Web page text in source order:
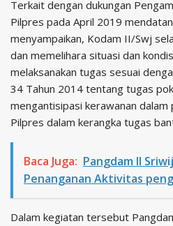
Terkait dengan dukungan
Pilpres pada April 2019
menyampaikan, Kodam II/Swj
dan memelihara situasi dan
melaksanakan tugas sesuai
34 Tahun 2014 tentang tugas
mengantisipasi kerawanan dalam
Pilpres dalam kerangka tugas
Baca Juga: Pangdam II
Penanganan Aktivitas
Dalam kegiatan tersebut